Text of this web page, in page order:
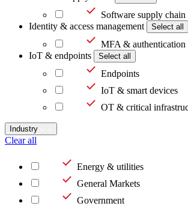
Software supply chain
Identity & access management
Select all
MFA & authentication
IoT & endpoints
Select all
Endpoints
IoT & smart devices
OT & critical
Industry
Clear all
Energy & utilities
General Markets
Government